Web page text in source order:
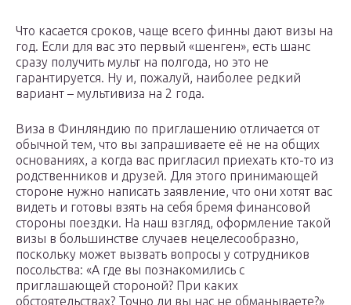
Что касается сроков, чаще всего финны дают визы на
год. Если для вас это первый «шенген», есть шанс
сразу получить мульт на полгода, но это не
гарантируется. Ну и, пожалуй, наиболее редкий
вариант – мультивиза на 2 года.
Виза в Финляндию по приглашению отличается от
обычной тем, что вы запрашиваете её не на общих
основаниях, а когда вас пригласил приехать кто-то из
родственников и друзей. Для этого принимающей
стороне нужно написать заявление, что они хотят вас
видеть и готовы взять на себя бремя финансовой
стороны поездки. На наш взгляд, оформление такой
визы в большинстве случаев нецелесообразно,
поскольку может вызвать вопросы у сотрудников
посольства: «А где вы познакомились с
приглашающей стороной? При каких
обстоятельствах? Точно ли вы нас не обманываете?»